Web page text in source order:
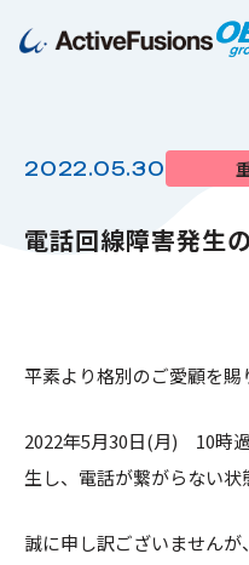
2022.05.30
電話回線障害発生
平素より格別のご愛顧を賜
2022年5月30日(月) 10時
生し、電話が繋がらない状
誠に申し訳ございません